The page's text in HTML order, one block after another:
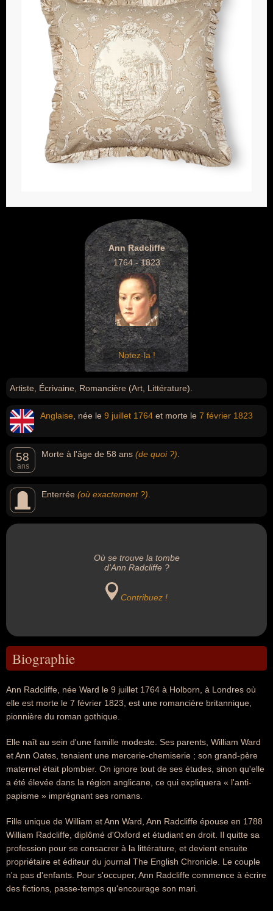
Ann Radcliffe
1764 - 1823
Notez-la !
Artiste, Écrivaine, Romancière (Art, Littérature).
Anglaise , née le 9 juillet 1764 et morte le 7 février 1823
58
ans
Morte à l'âge de 58 ans (de quoi ?)
Enterrée (où exactement ?)
Où se trouve la tombe
d'Ann Radcliffe ?
Contribuez !
Biographie
Ann Radcliffe, née Ward le 9 juillet 1764 à Holborn, à Londres où
elle est morte le 7 février 1823, est une romancière britannique,
pionnière du roman gothique.
Elle naît au sein d'une famille modeste. Ses parents, William Ward
et Ann Oates, tenaient une mercerie-chemiserie ; son grand-père
maternel était plombier. On ignore tout de ses études, sinon qu'elle
a été élevée dans la région anglicane, ce qui expliquera « l'anti-
papisme » imprégnant ses romans.
Fille unique de William et Ann Ward, Ann Radcliffe épouse en 1788
William Radcliffe, diplômé d'Oxford et étudiant en droit. Il quitte sa
profession pour se consacrer à la littérature, et devient ensuite
propriétaire et éditeur du journal The English Chronicle. Le couple
n'a pas d'enfants. Pour s'occuper, Ann Radcliffe commence à écrire
des fictions, passe-temps qu'encourage son mari.